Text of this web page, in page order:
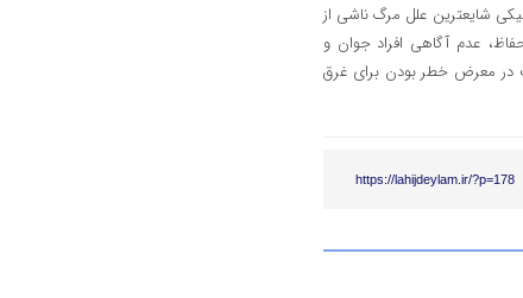
شایعترین علل مرگ ناشی از
عدم آگاهی افراد جوان و
در معرض خطر بودن برای غرق
https://lahijdeylam.ir/?p=178